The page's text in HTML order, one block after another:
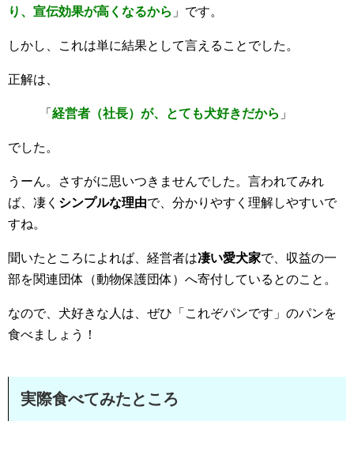
り、宣伝効果が高くなるから 」です。
しかし、これは単に結果として言えることでした。
正解は、
「 経営者（社長）が、とても犬好きだから 」
でした。
うーん。さすがに思いつきませんでした。言われてみれ
ば、凄く シンプルな理由で、分かりやすく理解しやすいで
すね。
聞いたところによれば、経営者は凄い愛犬家で、収益の一
部を関連団体（動物保護団体）へ寄付しているとのこと。
なので、犬好きな人は、ぜひ「これぞパンです」のパンを
食べましょう！
実際食べてみたところ